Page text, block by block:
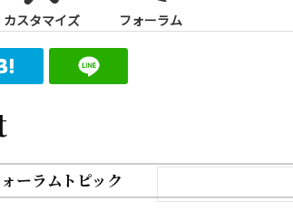
カスタマイズ フォーラム
ーラムトピック